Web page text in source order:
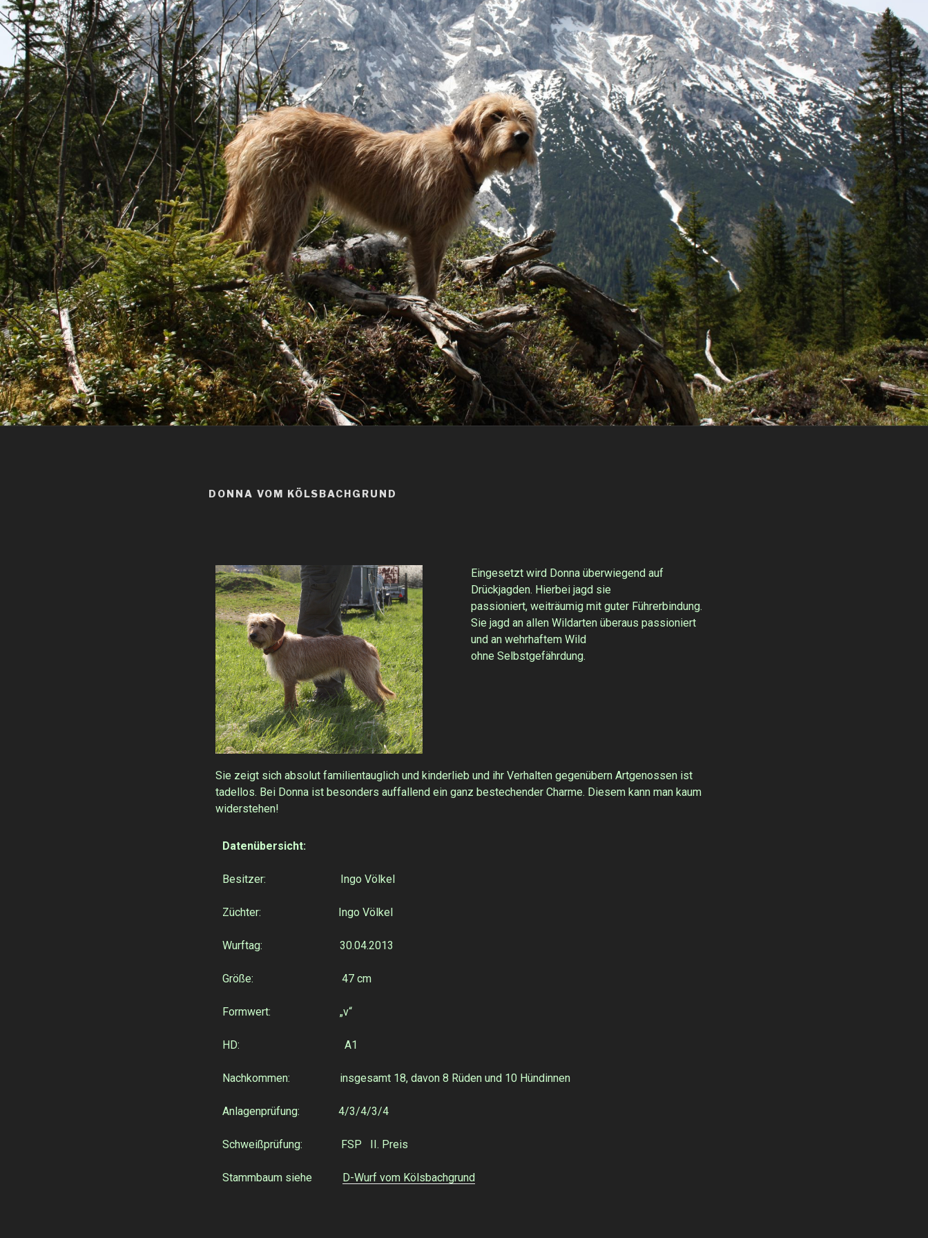
DONNA VOM KÖLSBACHGRUND
Eingesetzt wird Donna überwiegend auf
Drückjagden. Hierbei jagd sie
passioniert, weiträumig mit guter Führerbindung.
Sie jagd an allen Wildarten überaus passioniert
und an wehrhaftem Wild
ohne Selbstgefährdung.
Sie zeigt sich absolut familientauglich und kinderlieb und ihr Verhalten gegenübern Artgenossen ist
tadellos. Bei Donna ist besonders auffallend ein ganz bestechender Charme. Diesem kann man kaum
widerstehen!
Datenübersicht:
Besitzer: Ingo Völkel
Züchter: Ingo Völkel
Wurftag: 30.04.2013
Größe: 47 cm
Formwert: „v“
HD: A1
Nachkommen: insgesamt 18, davon 8 Rüden und 10 Hündinnen
Anlagenprüfung: 4/3/4/3/4
Schweißprüfung: FSP II. Preis
Stammbaum siehe D-Wurf vom Kölsbachgrund